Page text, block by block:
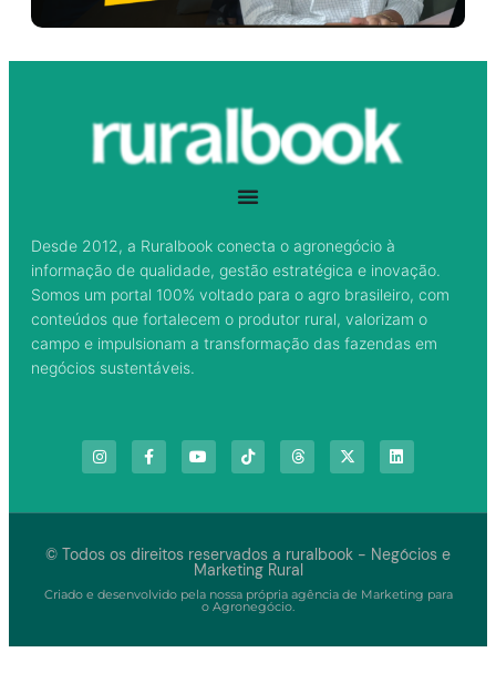
Desde 2012, a Ruralbook conecta o agronegócio à
informação de qualidade, gestão estratégica e inovação.
Somos um portal 100% voltado para o agro brasileiro, com
conteúdos que fortalecem o produtor rural, valorizam o
campo e impulsionam a transformação das fazendas em
negócios sustentáveis.
© Todos os direitos reservados a ruralbook - Negócios e
Marketing Rural
Criado e desenvolvido pela nossa própria agência de Marketing para
o Agronegócio.